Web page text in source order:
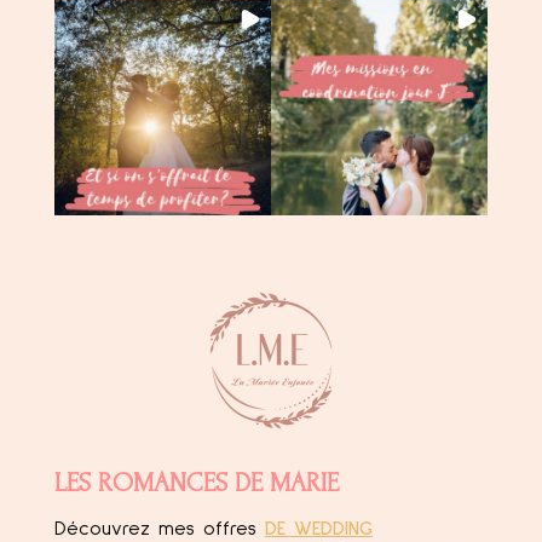
LES ROMANCES DE MARIE
Découvrez mes offres
DE WEDDING